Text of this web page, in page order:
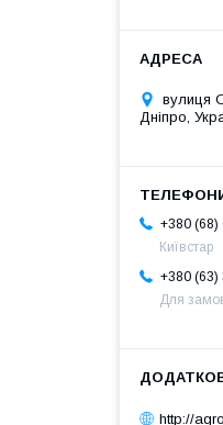
вулиця
Дніпро,
+380 (68)
Київстар
+380 (63)
Для
http://